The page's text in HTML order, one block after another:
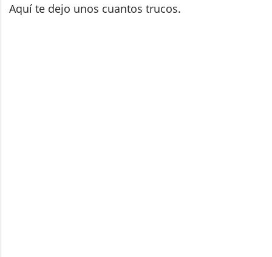
Aquí te dejo unos cuantos trucos.